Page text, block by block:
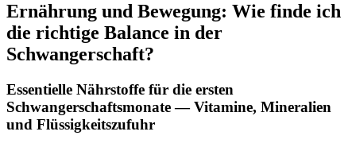
Ernährung und Bewegung: Wie finde ich
die richtige Balance in der
Schwangerschaft?
Essentielle Nährstoffe für die ersten
Schwangerschaftsmonate — Vitamine, Mineralien
und Flüssigkeitszufuhr